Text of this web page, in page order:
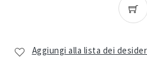
Aggiungi alla lista dei